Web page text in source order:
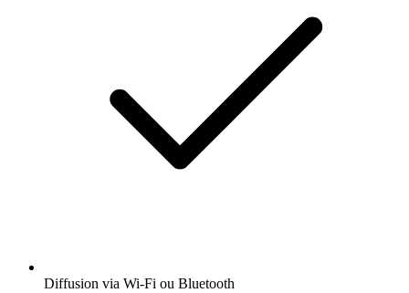
Diffusion via Wi-Fi ou Bluetooth